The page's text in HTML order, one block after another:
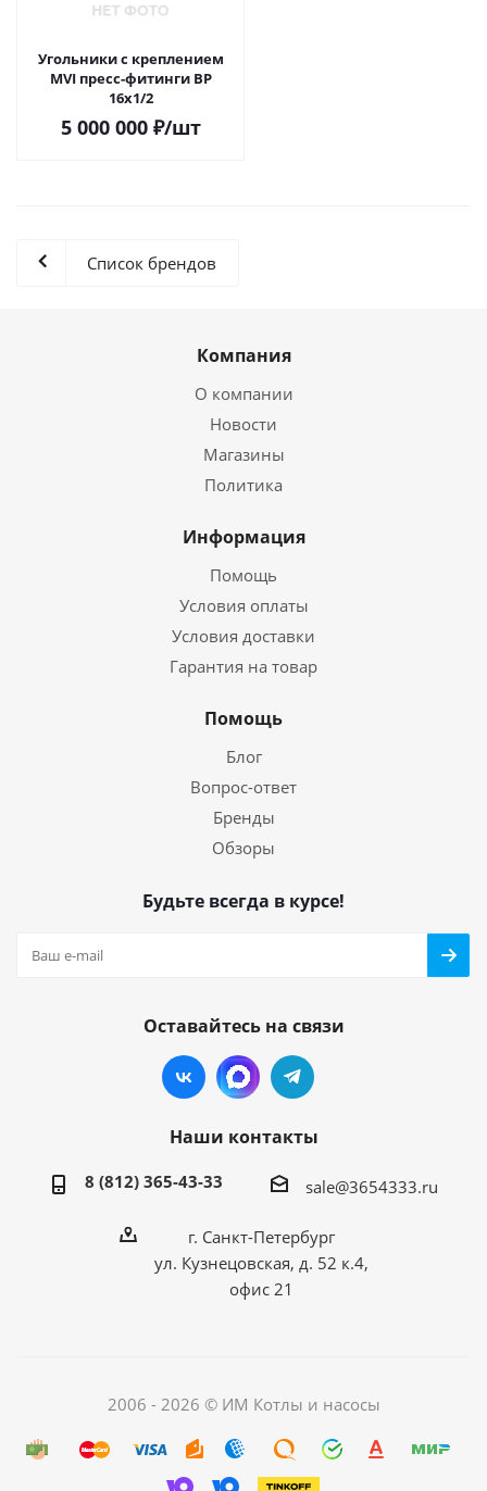
Угольники с креплением
MVI пресс-фитинги ВР
16х1/2
5 000 000₽/шт
Список брендов
Компания
О компании
Новости
Магазины
Политика
Информация
Помощь
Условия оплаты
Условия доставки
Гарантия на товар
Помощь
Блог
Вопрос-ответ
Бренды
Обзоры
Будьте всегда в курсе!
Оставайтесь на связи
Наши контакты
8 (812) 365-43-33 sale@3654333.ru
г. Санкт-Петербург
ул. Кузнецовская, д. 52 к.4,
офис 21
2006 - 2026 © ИМ Котлы и насосы